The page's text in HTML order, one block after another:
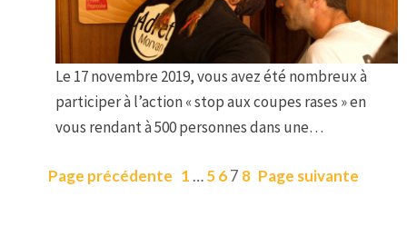
Le 17 novembre 2019, vous avez été nombreux à
participer à l’action « stop aux coupes rases » en
vous rendant à 500 personnes dans une…
Page précédente 1 … 5 6 7 8 Page suivante